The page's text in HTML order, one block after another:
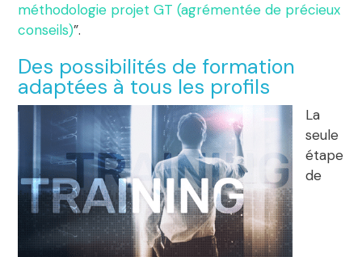
méthodologie projet GT (agrémentée de précieux
conseils)”.
Des possibilités de formation
adaptées à tous les profils
La
seule
étape
de